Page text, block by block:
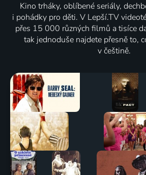
Kino trháky, oblíbené seriály,
i pohádky pro děti. V Lepší.TV
přes 15 000 různých filmů a tisíce
tak jednoduše najdete přesně to,
v češtině.